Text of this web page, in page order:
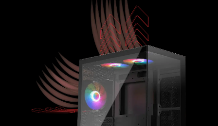
FAN Support